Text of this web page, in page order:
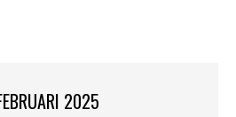
2025